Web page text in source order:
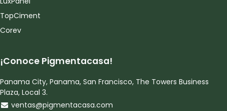
TopCiment
Corev
¡Conoce Pigmentacasa!
Panama City, Panama, San Francisco, The Towers Business
Plaza, Local 3.
ventas@pigmentacasa.com